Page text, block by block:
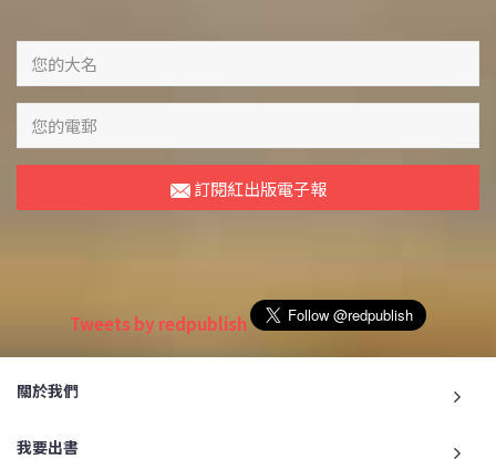
訂閱紅出版電子報
Tweets by redpublish
關於我們
我要出書